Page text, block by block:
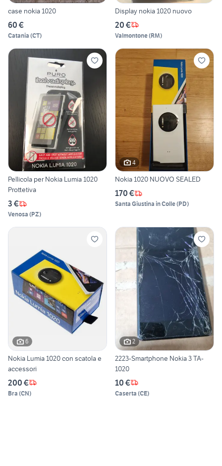
case nokia 1020
60 €
Catania (CT)
Display nokia 1020 nuovo
20 €
Valmontone(RM)
Pellicola per Nokia Lumia 1020
Prottetiva
3 €
Venosa (PZ)
4
Nokia 1020 NUOVO SEALED
170 €
Santa Giustina in Colle(PD)
6
Nokia Lumia 1020 con scatola e
accessori
200 €
Bra (CN)
2
2223-Smartphone Nokia 3 TA-
1020
10 €
Caserta (CE)